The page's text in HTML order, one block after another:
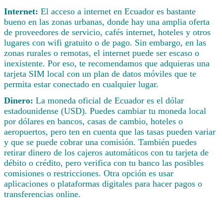
Internet: El acceso a internet en Ecuador es bastante
bueno en las zonas urbanas, donde hay una amplia oferta
de proveedores de servicio, cafés internet, hoteles y otros
lugares con wifi gratuito o de pago. Sin embargo, en las
zonas rurales o remotas, el internet puede ser escaso o
inexistente. Por eso, te recomendamos que adquieras una
tarjeta SIM local con un plan de datos móviles que te
permita estar conectado en cualquier lugar.
Dinero: La moneda oficial de Ecuador es el dólar
estadounidense (USD). Puedes cambiar tu moneda local
por dólares en bancos, casas de cambio, hoteles o
aeropuertos, pero ten en cuenta que las tasas pueden variar
y que se puede cobrar una comisión. También puedes
retirar dinero de los cajeros automáticos con tu tarjeta de
débito o crédito, pero verifica con tu banco las posibles
comisiones o restricciones. Otra opción es usar
aplicaciones o plataformas digitales para hacer pagos o
transferencias online.